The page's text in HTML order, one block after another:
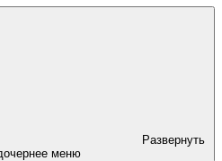
Развернуть
меню